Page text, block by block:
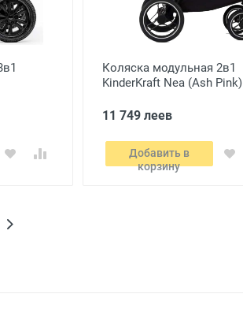
Коляска модульная 2в1
KinderKraft Nea (Ash Pink)
11 749 леев
Добавить в
корзину